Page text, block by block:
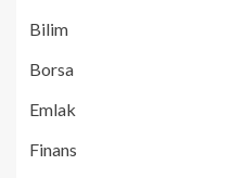
Bilim
Borsa
Emlak
Finans